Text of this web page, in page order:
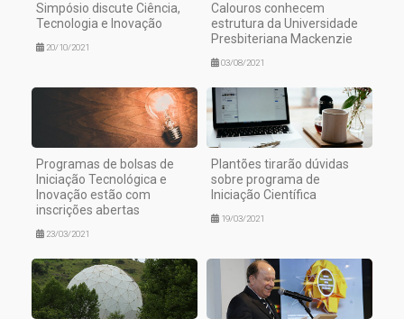
Simpósio discute Ciência,
Tecnologia e Inovação
20/10/2021
Calouros conhecem
estrutura da Universidade
Presbiteriana Mackenzie
03/08/2021
Programas de bolsas de
Iniciação Tecnológica e
Inovação estão com
inscrições abertas
23/03/2021
Plantões tirarão dúvidas
sobre programa de
Iniciação Científica
19/03/2021